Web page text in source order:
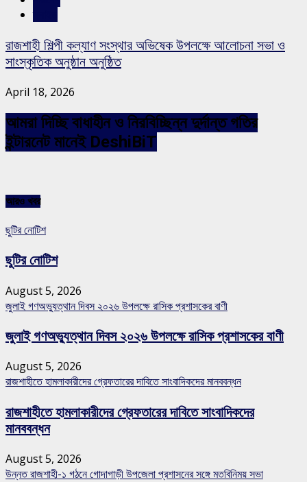
রাজশাহী শিল্পী কল্যাণ সংস্থার অভিষেক উপলক্ষে আলোচনা সভা ও
সাংস্কৃতিক অনুষ্ঠান অনুষ্ঠিত
April 18, 2026
আমরা দিচ্ছি বাধাহীন ও নিরবিচ্ছিন্ন দুর্দান্ত গতির
ইন্টারনেট মানেই DeshiBiT
আরও খবর
ছুটির নোটিশ
ছুটির নোটিশ
August 5, 2026
জুলাই গণঅভ্যুত্থান দিবস ২০২৬ উপলক্ষে রাসিক প্রশাসকের বাণী
জুলাই গণঅভ্যুত্থান দিবস ২০২৬ উপলক্ষে রাসিক প্রশাসকের বাণী
August 5, 2026
রাজশাহীতে হামলাকারীদের গ্রেফতারের দাবিতে সাংবাদিকদের মানববন্ধন
রাজশাহীতে হামলাকারীদের গ্রেফতারের দাবিতে সাংবাদিকদের
মানববন্ধন
August 5, 2026
উন্নত রাজশাহী-১ গঠনে গোদাগাড়ী উপজেলা প্রশাসনের সঙ্গে মতবিনিময় সভা